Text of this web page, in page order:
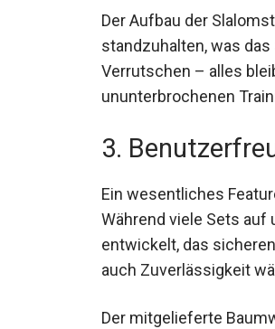
Der Aufbau der
standzuhalten, was
Verrutschen – alles
ununterbrochenen
3.
Ein wesentliches
Während viele Sets
entwickelt, das
auch Zuverlässigkeit
Der mitgelieferte